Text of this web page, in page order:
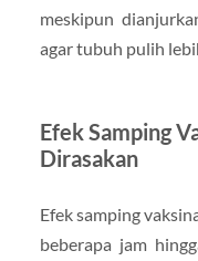
meskipun
agar tubuh pulih
Efek Samping
Dirasakan
Efek samping
beberapa jam